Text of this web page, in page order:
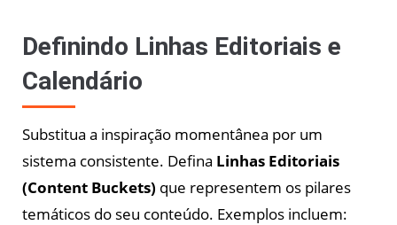
Definindo Linhas Editoriais e
Calendário
Substitua a inspiração momentânea por um
sistema consistente. Defina Linhas Editoriais
(Content Buckets) que representem os pilares
temáticos do seu conteúdo. Exemplos incluem: